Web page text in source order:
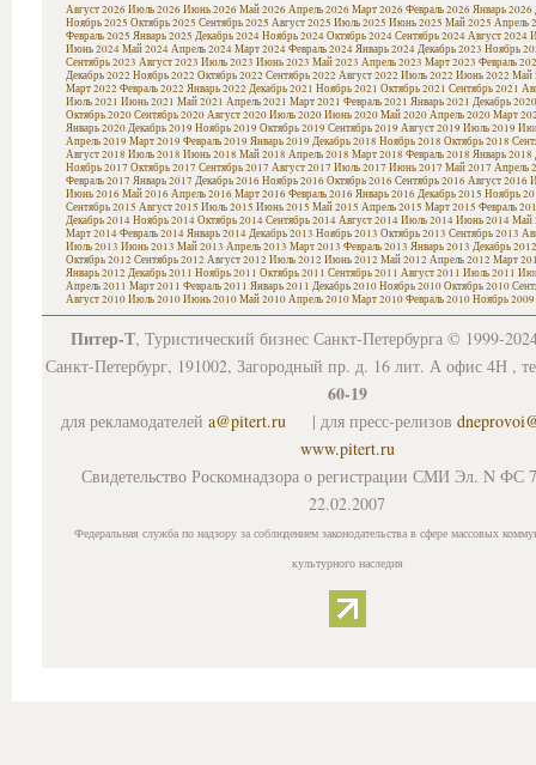
Август 2026 Июль 2026 Июнь 2026 Май 2026 Апрель 2026 Март 2026 Февраль 2026 Январь 2026
Ноябрь 2025 Октябрь 2025 Сентябрь 2025 Август 2025 Июль 2025 Июнь 2025 Май 2025 Апрель
Февраль 2025 Январь 2025 Декабрь 2024Ноябрь 2024Октябрь 2024Сентябрь 2024Август 2024
Июнь 2024Май 2024Апрель 2024Март 2024Февраль 2024Январь 2024Декабрь 2023 Ноябрь
Сентябрь 2023 Август 2023 Июль 2023 Июнь 2023 Май 2023 Апрель 2023 Март 2023 Февраль
Декабрь 2022 Ноябрь 2022 Октябрь 2022 Сентябрь 2022 Август 2022 Июль 2022 Июнь 2022 Май
Март 2022 Февраль 2022 Январь 2022 Декабрь 2021 Ноябрь 2021 Октябрь 2021 Сентябрь 2021
Июль 2021 Июнь 2021 Май 2021 Апрель 2021 Март 2021 Февраль 2021 Январь 2021 Декабрь 2020
Октябрь 2020Сентябрь 2020Август 2020Июль 2020Июнь 2020Май 2020Апрель 2020Март
Январь 2020Декабрь 2019 Ноябрь 2019 Октябрь 2019 Сентябрь 2019 Август 2019 Июль 2019
Апрель 2019 Март 2019 Февраль 2019 Январь 2019 Декабрь 2018 Ноябрь 2018 Октябрь 2018
Август 2018 Июль 2018 Июнь 2018 Май 2018 Апрель 2018 Март 2018 Февраль 2018 Январь 2018
Ноябрь 2017 Октябрь 2017 Сентябрь 2017 Август 2017 Июль 2017 Июнь 2017 Май 2017 Апрель
Февраль 2017 Январь 2017 Декабрь 2016 Ноябрь 2016 Октябрь 2016 Сентябрь 2016 Август 2016
Июнь 2016 Май 2016 Апрель 2016 Март 2016 Февраль 2016 Январь 2016 Декабрь 2015 Ноябрь
Сентябрь 2015 Август 2015 Июль 2015 Июнь 2015 Май 2015 Апрель 2015 Март 2015 Февраль
Декабрь 2014Ноябрь 2014Октябрь 2014Сентябрь 2014Август 2014Июль 2014Июнь 2014Май
Март 2014Февраль 2014Январь 2014Декабрь 2013 Ноябрь 2013 Октябрь 2013 Сентябрь 2013
Июль 2013 Июнь 2013 Май 2013 Апрель 2013 Март 2013 Февраль 2013 Январь 2013 Декабрь 2012
Октябрь 2012 Сентябрь 2012 Август 2012 Июль 2012 Июнь 2012 Май 2012 Апрель 2012 Март
Январь 2012 Декабрь 2011 Ноябрь 2011 Октябрь 2011 Сентябрь 2011 Август 2011 Июль 2011
Апрель 2011 Март 2011 Февраль 2011 Январь 2011 Декабрь 2010Ноябрь 2010Октябрь 2010
Август 2010Июль 2010Июнь 2010Май 2010Апрель 2010Март 2010Февраль 2010Ноябрь 2009
Питер-Т, Туристический бизнес Санкт-Петербурга © 1999-
Санкт-Петербург, 191002, Загородный пр. д. 16 лит. А офис 4Н ,
60-19
для рекламодателей a@pitert.ru | для пресс-релизов
www.pitert.ru
Свидетельство Роскомнадзора о регистрации СМИ Эл. N ФС
22.02.2007
Федеральная служба по надзору за соблюдением законодательства в сфере массовых
культурного наследия